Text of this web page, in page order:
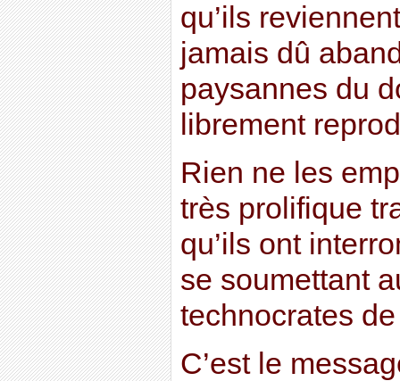
qu’ils
jamais dû
paysannes du
librement
Rien ne les
très prolifique
qu’ils ont
se soumettant
technocrates
C’est le